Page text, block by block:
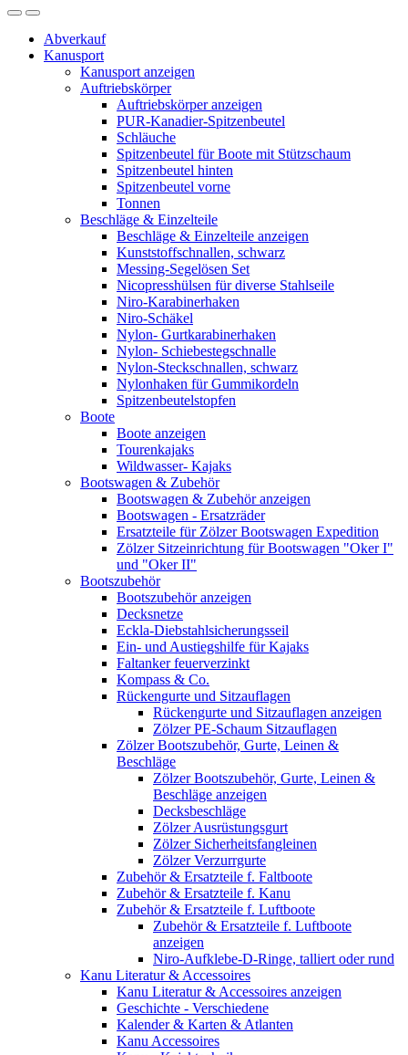
Abverkauf
Kanusport
Kanusport anzeigen
Auftriebskörper
Auftriebskörper anzeigen
PUR-Kanadier-Spitzenbeutel
Schläuche
Spitzenbeutel für Boote mit Stützschaum
Spitzenbeutel hinten
Spitzenbeutel vorne
Tonnen
Beschläge & Einzelteile
Beschläge & Einzelteile anzeigen
Kunststoffschnallen, schwarz
Messing-Segelösen Set
Nicopresshülsen für diverse Stahlseile
Niro-Karabinerhaken
Niro-Schäkel
Nylon- Gurtkarabinerhaken
Nylon- Schiebestegschnalle
Nylon-Steckschnallen, schwarz
Nylonhaken für Gummikordeln
Spitzenbeutelstopfen
Boote
Boote anzeigen
Tourenkajaks
Wildwasser- Kajaks
Bootswagen & Zubehör
Bootswagen & Zubehör anzeigen
Bootswagen - Ersatzräder
Ersatzteile für Zölzer Bootswagen Expedition
Zölzer Sitzeinrichtung für Bootswagen "Oker I"
und "Oker II"
Bootszubehör
Bootszubehör anzeigen
Decksnetze
Eckla-Diebstahlsicherungsseil
Ein- und Austiegshilfe für Kajaks
Faltanker feuerverzinkt
Kompass & Co.
Rückengurte und Sitzauflagen
Rückengurte und Sitzauflagen anzeigen
Zölzer PE-Schaum Sitzauflagen
Zölzer Bootszubehör, Gurte, Leinen &
Beschläge
Zölzer Bootszubehör, Gurte, Leinen &
Beschläge anzeigen
Decksbeschläge
Zölzer Ausrüstungsgurt
Zölzer Sicherheitsfangleinen
Zölzer Verzurrgurte
Zubehör & Ersatzteile f. Faltboote
Zubehör & Ersatzteile f. Kanu
Zubehör & Ersatzteile f. Luftboote
Zubehör & Ersatzteile f. Luftboote
anzeigen
Niro-Aufklebe-D-Ringe, talliert oder rund
Kanu Literatur & Accessoires
Kanu Literatur & Accessoires anzeigen
Geschichte - Verschiedene
Kalender & Karten & Atlanten
Kanu Accessoires